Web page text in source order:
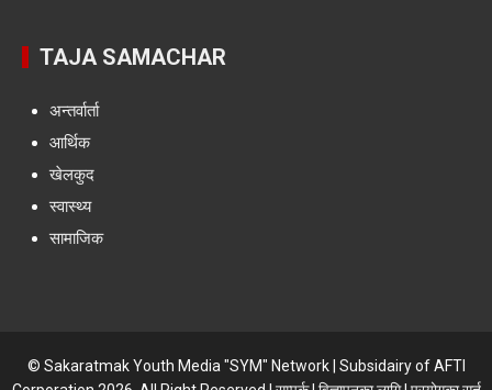
TAJA SAMACHAR
अन्तर्वार्ता
आर्थिक
खेलकुद
स्वास्थ्य
सामाजिक
© Sakaratmak Youth Media "SYM" Network | Subsidairy of AFTI